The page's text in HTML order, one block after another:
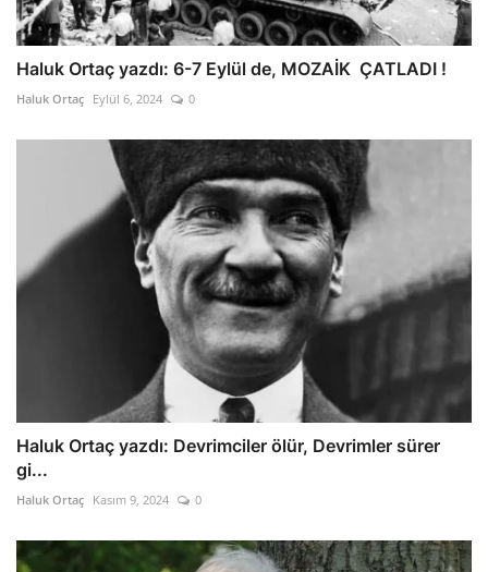
Haluk Ortaç yazdı: 6-7 Eylül de, MOZAİK ÇATLADI !
Haluk Ortaç Eylül 6, 2024 0
Haluk Ortaç yazdı: Devrimciler ölür, Devrimler sürer
gi...
Haluk Ortaç Kasım 9, 2024 0